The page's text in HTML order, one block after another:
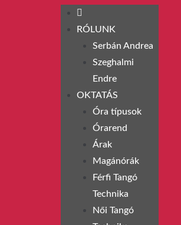
RÓLUNK
Serbán Andrea
Szeghalmi
Endre
OKTATÁS
Óra típusok
Órarend
Árak
Magánórák
Férfi Tangó
Technika
Női Tangó